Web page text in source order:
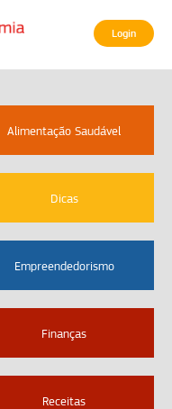
Login
Alimentação Saudável
Dicas
Empreendedorismo
Finanças
Receitas